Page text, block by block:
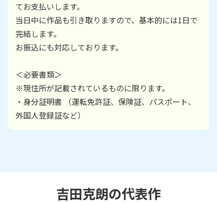
てお支払いします。
当日中に作品も引き取りますので、基本的には1日で
完結します。
お振込にも対応しております。
＜必要書類＞
※現住所が記載されているものに限ります。
・身分証明書 （運転免許証、保険証、パスポート、
外国人登録証など）
吉田克朗の代表作